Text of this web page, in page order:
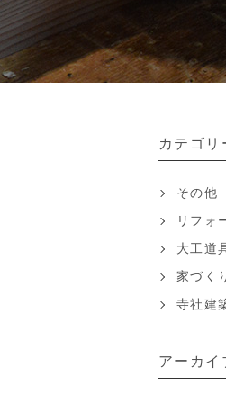
カテゴリ
その他
リフォ
大工道
家づく
寺社建
アーカイ